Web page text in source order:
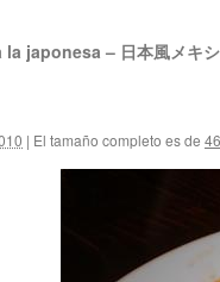
japonesa – 日本風メキ
| El tamaño completo es de